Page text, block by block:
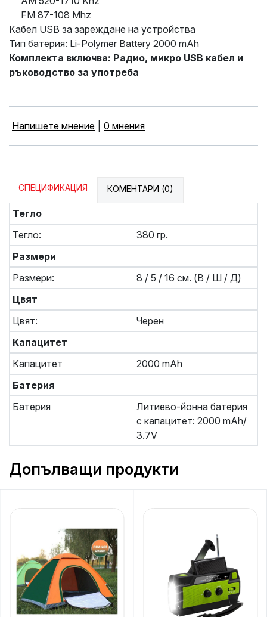
FM 87-108 Mhz
Кабел USB за зареждане на устройства
Тип батерия: Li-Polymer Battery 2000 mAh
Комплекта включва: Радио, микро USB кабел и
ръководство за употреба
Напишете мнение 0 мнения
СПЕЦИФИКАЦИЯ КОМЕНТАРИ (0)
Тегло
Тегло:
380 гр.
Размери
Размери:
8 / 5 / 16 см. (В / Ш / Д)
Цвят
Цвят:
Черен
Капацитет
Капацитет
2000 mAh
Батерия
Батерия
Литиево-йонна батерия
с капацитет: 2000 mAh/
3.7V
Допълващи продукти